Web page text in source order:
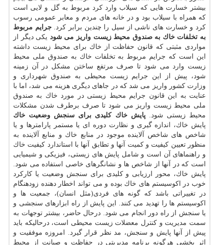
بیشتر خسارت هایی كه سیلاب وارد كرد مربوط به گل و لایی است
كه همراه با سیلاب بود و در خانه های مردم و معابر عمومی رسوب
كرد و خسارت های ناشی از سیل را چندین برابر كرد.جرایم مربوط
به تخلفات خاك به صندوق محیط زیست واریز می شود یكی دیگر از
مواردی مثبتی كه قانون حفاظت از خاك برای محیط زیست داشته
این است كه جرایم مربوط به تخلفات خاك به صندوق ملی محیط
زیست وارد می شود تا صرف مرتفع ساختن مشكل در آن زمینه
شود، پیش از این جرایم زیست محیطی به صندوق شهرداری و
وزارت كشور واریز می شد كه در جاهای دیگری هزینه می شد، اما با
عنایت به این قانون جرایم محیط زیستی در مورد خاك به صندوق
ملی محیط زیست واریز می شود تا صرف برطرف شدن مشكلات
محیط زیستی شود.پایش خاك كلیدی برای سنجش وضعیت خاك
پایش خاك، اندازه گیری و نظارت دوره ای یا مستمر پارامترها و یا
شاخص های شاخص آلاینده موجود در منابع خاك و منابع آلاینده به
منظور تعیین كیفیت و كمیت آنها و تطابق آنها با استاندارد كیفیت خاك
و راهنماهای آن است و شامل پایش های زیستی، فیزیكی و شیمیایی
است كه در آنها از شاخص ها و نشانگرهای خاصی استفاده می شود.
پایش خاك، محور ارزیابی و كلیدی برای سنجش وضعیت یا كاركرد
خوب در اكوسیستم های خاك بوده و می تواند اخطار دهنده زودهنگام
در تغییراتی باشد كه گونه های فردی(مثل انسان)، جمعیت ها و
اكوسیستم ها را تهدید می كنند. این پایش از راه ابزارهای سنجشی و
یا سنجش از راه دور انجام می شود. درحال حاضر، بیشتر توجهات به
سمت مدیریت و كنترل معضلات زیست محیطی است، درحالیكه باید
پیش از آنها پایش و سنجش، مد نظر قرار گیرد. امروزه موفقیت و
اثر بخشی هرگونه برنامه مدیریتی در حفاظت و صیانت از محیط